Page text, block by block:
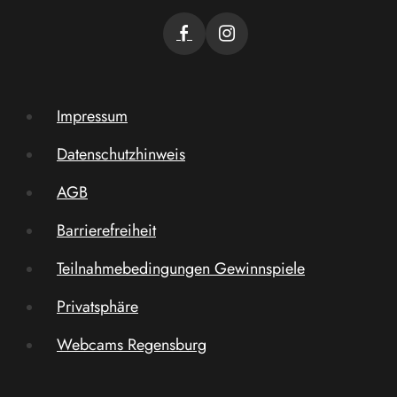
Impressum
Datenschutzhinweis
AGB
Barrierefreiheit
Teilnahmebedingungen Gewinnspiele
Privatsphäre
Webcams Regensburg